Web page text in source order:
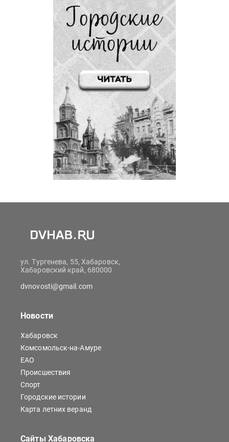
ул. Тургенева, 55, Хабаровск,
Хабаровский край, 680000
dvnovosti@gmail.com
Новости
Хабаровск
Комсомольск-на-Амуре
ЕАО
Происшествия
Спорт
Городские истории
Карта летних веранд
Сайты Хабаровска